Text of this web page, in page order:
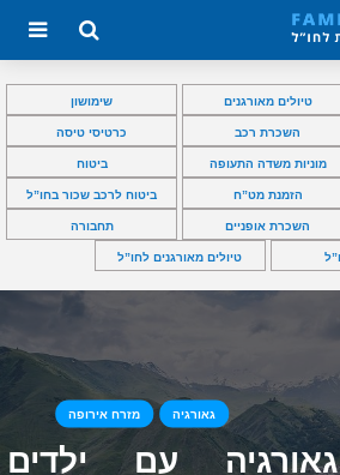
טיולים מאורגנים שימושון
השכרת רכב כרטיסי טיסה
מוניות משדה התעופה ביטוח
הזמנת מט”ח ביטוח לרכב שכור בחו”ל
השכרת אופניים תחבורה
טיולים מאורגנים לחו”ל
גאורגיה מזרח אירופה
גאורגיה עם